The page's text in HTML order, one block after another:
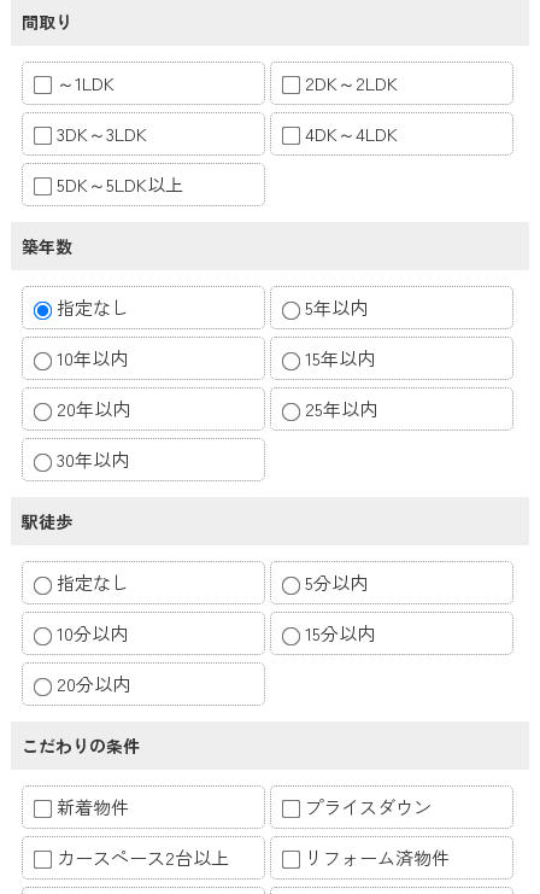
間取り
～1LDK
2DK～2LDK
3DK～3LDK
4DK～4LDK
5DK～5LDK以上
築年数
指定なし
5年以内
10年以内
15年以内
20年以内
25年以内
30年以内
駅徒歩
指定なし
5分以内
10分以内
15分以内
20分以内
こだわりの条件
新着物件
プライスダウン
カースペース2台以上
リフォーム済物件